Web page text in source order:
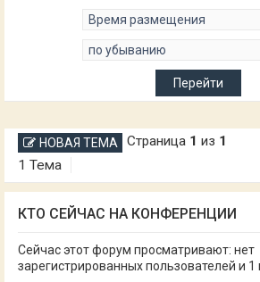
НОВАЯ ТЕМА
1 Тема
Страница 1 из 1
КТО СЕЙЧАС НА КОНФЕРЕНЦИИ
Сейчас этот форум просматривают: нет
зарегистрированных пользователей и 1